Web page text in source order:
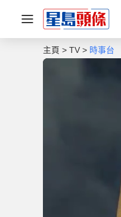
主頁 TV 時事台